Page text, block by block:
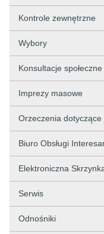
Kontrole zewnętrzne
Wybory
Konsultacje społeczne
Imprezy masowe
Orzeczenia dotyczące
Biuro Obsługi
Elektroniczna
Serwis
Odnośniki